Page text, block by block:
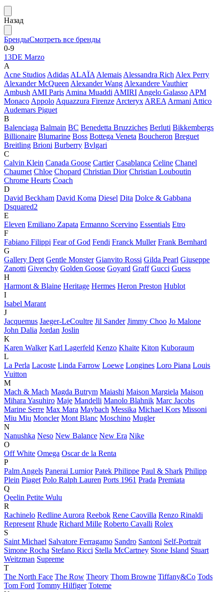
Назад
БрендыСмотреть все бренды
0-9
13DE Marzo
A
Acne StudiosAdidasALAÏAAlemaisAlessandra RichAlex Perry
Alexander McQueenAlexander WangAlexandere Vauthier
AmbushAMI ParisAmina MuaddiAMIRIAngelo GalassoAPM
MonacoAppoloAquazzura FirenzeArcteryxAREAArmaniAttico
Audemars Piguet
B
Balenciaga Balmain BC Benedetta Bruzziches Berluti Bikkembergs
Billionaire Blumarine Boss Bottega Veneta Boucheron Breguet
Breitling Brioni Burberry Bvlgari
C
Calvin Klein Canada Goose Cartier Casablanca Celine Chanel
Chaumet Chloe Chopard Christian Dior Christian Louboutin
Chrome Hearts Coach
D
David Beckham David Koma Diesel Dita Dolce & Gabbana
Dsquared2
E
Eleven Emiliano Zapata Ermanno Scervino Essentials Etro
F
Fabiano Filippi Fear of God Fendi Franck Muller Frank Bernhard
G
Gallery Dept Gentle Monster Gianvito Rossi Gilda Pearl Giuseppe
Zanotti Givenchy Golden Goose Goyard Graff Gucci Guess
H
Harmont & Blaine Heritage Hermes Heron Preston Hublot
I
Isabel Marant
J
Jacquemus Jaeger-LeCoultre Jil Sander Jimmy Choo Jo Malone
John Dalia Jordan Joslin
K
Karen Walker Karl Lagerfeld Kenzo Khaite Kiton Kuboraum
L
La Perla Lacoste Linda Farrow Loewe Longines Loro Piana Louis
Vuitton
M
Mach & Mach Magda Butrym Maiashi Maison Margiela Maison
Mihara Yasuhiro Maje Mandelli Manolo Blahnik Marc Jacobs
Marine Serre Max Mara Maybach Messika Michael Kors Missoni
Miu Miu Moncler Mont Blanc Moschino Mugler
N
Nanushka Neso New Balance New Era Nike
O
Off White Omega Oscar de la Renta
P
Palm Angels Panerai Lumior Patek Philippe Paul & Shark Philipp
Plein Piaget Polo Ralph Lauren Ports 1961 Prada Premiata
Q
Qeelin Petite Wulu
R
Rachinelo Redline Aurora Reebok Rene Caovilla Renzo Rinaldi
Represent Rhude Richard Mille Roberto Cavalli Rolex
S
Saint Michael Salvatore Ferragamo Sandro Santoni Self-Portrait
Simone Rocha Stefano Ricci Stella McCartney Stone Island Stuart
Weitzman Supreme
T
The North Face The Row Theory Thom Browne Tiffany&Co Tods
Tom Ford Tommy Hilfiger Toteme